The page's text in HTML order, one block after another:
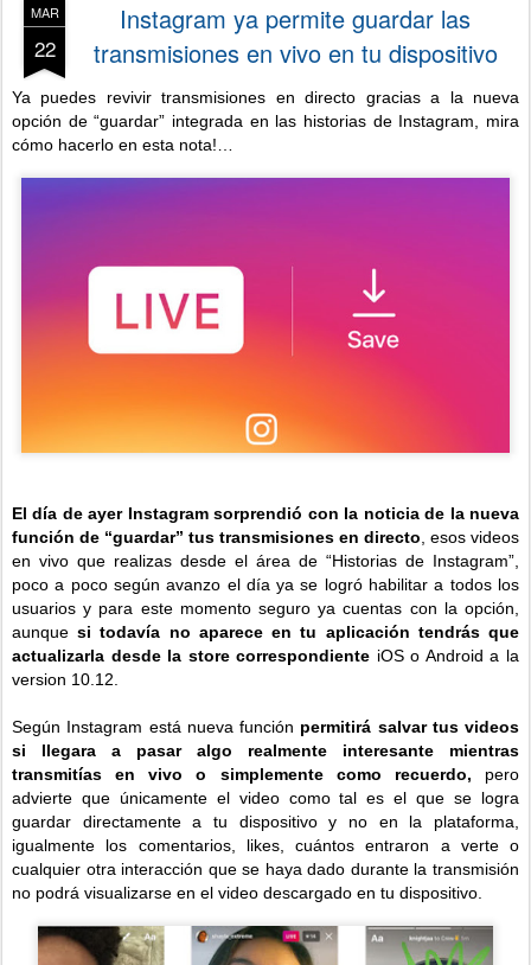
MAR
22
Instagram ya permite guardar las
transmisiones en vivo en tu dispositivo
Ya puedes revivir transmisiones en directo gracias a la nueva
opción de “guardar” integrada en las historias de Instagram, mira
cómo hacerlo en esta nota!…
El día de ayer Instagram sorprendió con la noticia de la nueva
función de “guardar” tus transmisiones en directo , esos videos
en vivo que realizas desde el área de “Historias de Instagram”,
poco a poco según avanzo el día ya se logró habilitar a todos los
usuarios y para este momento seguro ya cuentas con la opción,
aunquesi todavía no aparece en tu aplicación tendrás que
actualizarla desde la store correspondiente iOS o Android a la
version 10.12.
Según Instagram está nueva función permitirá salvar tus videos
si llegara a pasar algo realmente interesante mientras
transmitías en vivo o simplemente como recuerdo, pero
advierte que únicamente el video como tal es el que se logra
guardar directamente a tu dispositivo y no en la plataforma,
igualmente los comentarios, likes, cuántos entraron a verte o
cualquier otra interacción que se haya dado durante la transmisión
no podrá visualizarse en el video descargado en tu dispositivo.